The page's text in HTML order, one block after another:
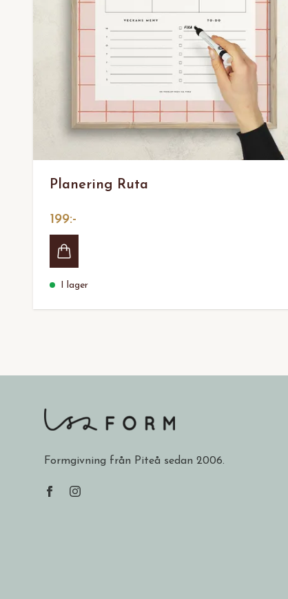
Planering Ruta
199:-
I lager
Formgivning från Piteå sedan 2006.